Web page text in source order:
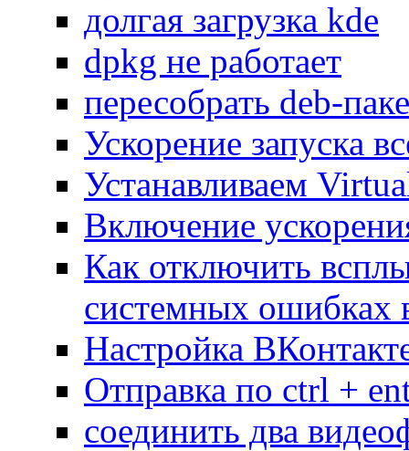
долгая загрузка kde
dpkg не работает
пересобрать deb-
Ускорение запуска
Устанавливаем
Включение
Как отключить
системных ошибках
Настройка
Отправка по ctrl +
соединить два